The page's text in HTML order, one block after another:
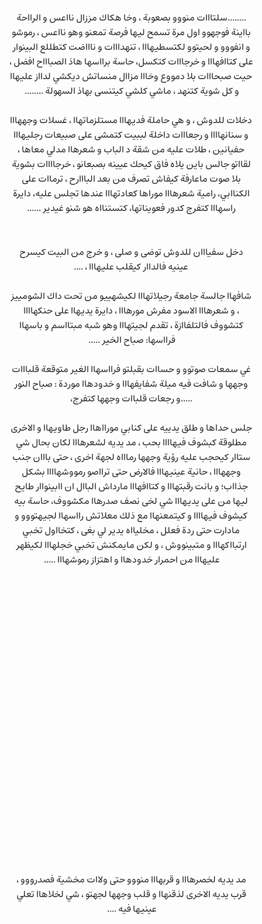
........سلتااات منووو بصعوبة ، وخا هكاك مززال نااعس و الرااحة
بااينة فوجهوو اول مرة تسمح ليها فرصة تمعنو وهو نااعس ، رموشو
و انفووو و لحيتوو لكتسطيهااا ، تنهدااات و ناااضت كتطللع البينوار
على كتاافهااا و خرجااات كتكسل، حاسة برااسها هاذ الصباااح افضل ،
حيت صبحااات بلا دمووع وخااا مزاال منساتش ديكشي لدااز عليهاا
و كل شوية كتنهد ، ماشي كلشي كيتنسى بهاذ السهولة ........
دخلات للدوش ، و هي حاملة فديهااا مستلزماتهاا ، غسلات وجههااا
و سنانهاااا و رجعااات داخلة لببيت كتمشى على صبيعات رجليهااا
حفيانين ، طلات عليه من شقة د الباب و شعرهاا مدلي معاها ،
لقااتو جالس باين يلاه فاق كيحك عيينه بصبعانو ، خرجاااات بشوية
بلا صوت ماعارفة كيفاش تصرف من بعد البااارح ، ترماات على
الكناابي، رامية شعرهااا موراها كعادتهااا عندها تجلس عليه، دايرة
راسهااا كتفرج كدور فعويناتها، كتستنااه هو شنو غيدير ......
دخل سفيااان للدوش توضى و صلى ، و خرج من البيت كيسرح
عينيه فالداار كيقلب عليهااا ، ....
شافهاا جالسة جامعة رجيلاتهااا لكيشهييو من تحت داك الشومييز
، و شعرهااا الاسود مفرش مورهااا ، دايرة يديهاا على حنكهاااا
كتشووف فالتلفاازة ، تقدم لجيتهااا وهو شبه مبتااسم و باسهاا
فرااسها: صباح الخير .....
غي سمعات صوتوو و حساات بقبلتو فرااسهاا الغير متوقعة قلبااات
وجهها و شافت فيه ميلة شفايفهااا و خدودهاا موردة : صباح النور
.....و رجعات قلباات وجهها كتفرج،
جلس حداها و طلق يدييه على كنابي مورااهاا رجل طاويهاا و الاخرى
مطلوقة كبشوف فيهاااا بحب ، مد يديه لشعرهااا لكان بحال شي
ستاار كيحجب عليه رؤية وجهها رماااه لجهة اخرى ، حتى بااان جنب
وجههااا ، حانية عينيهااا فالارض حتى ترااصو رمووشهاااا بشكل
جذااب؛ و بانت رقبتهااا و كتاافهااا مارداش الباال ان اابينواار طايح
ليها من على يديهااا شي لخى نصف صدرهاا مكشووف، حاسة بيه
كيشوف فيهاااا و كيتمعنهاا مع ذلك معلاتش رااسهاا لجيهتووو و
مادارت حتى ردة فعلل ، مخليااه يدير لي بغى ، كتخااول تخبي
ارتبااكهااا و متبينووش ، و لكن مايمكنش تخبي خجلهااا لكيظهر
عليهااا من احمرار خدودهاا و اهتزاز رموشهااا .....
مد يديه لخصرهااا و قربهااا منووو حتى ولاات مخشية فصدرووو ،
قرب يديه الاخرى لذقنهاا و قلب وجهها لجهتو ، شي لخلاهاا تعلي
عينيها فيه ....